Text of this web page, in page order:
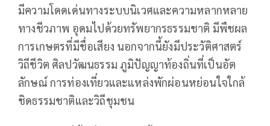
มีความโดดเด่นทางระบบนิเวศและความหลากหลาย
ทางชีวภาพ อุดมไปด้วยทรัพยากรธรรมชาติ มีพืชผล
การเกษตรที่มีชื่อเสียง นอกจากนี้ยังมีประวัติศาสตร์
วิถีชีวิต ศิลปวัฒนธรรม ภูมิปัญญาท้องถิ่นที่เป็นอัต
ลักษณ์ การท่องเที่ยวและแหล่งพักผ่อนหย่อนใจใกล้
ชิดธรรมชาติและวิถีชุมชน